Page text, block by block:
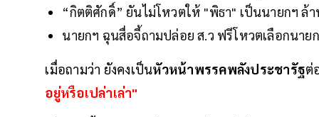
“กิตติศักดิ์” ยันไม่โหวตให้ "พิธา" เป็นนายกฯ ล้า
นายกฯ ฉุนสื่อจี้ถามปล่อย ส.ว ฟรีโหวตเลือกนาย
เมื่อถามว่า ยังคงเป็นหัวหน้าพรรคพลังประชารัฐต่
อยู่หรือเปล่าเล่า"